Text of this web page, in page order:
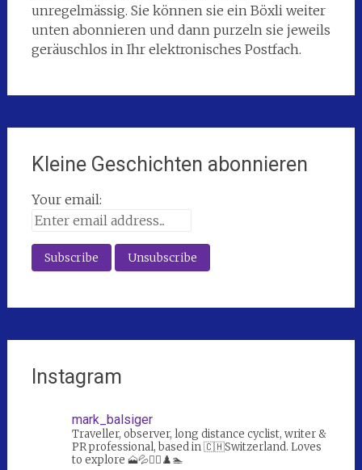
unregelmässig. Sie können sie ein Böxli weiter
unten abonnieren und dann purzeln sie jeweils
geräuschlos in Ihr elektronisches Postfach.
Kleine Geschichten abonnieren
Your email:
Instagram
mark_balsiger
Traveller, observer, long distance cyclist, writer &
PR professional, based in 🇨🇭Switzerland. Loves
to explore 🗻💦🚴‍♀️♟️🏊